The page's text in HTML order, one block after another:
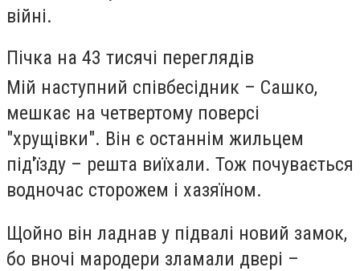
війні.
Пічка на 43 тисячі переглядів
Мій наступний співбесідник – Сашко,
мешкає на четвертому поверсі
"хрущівки". Він є останнім жильцем
під'їзду – решта виїхали. Тож почувається
водночас сторожем і хазяїном.
Щойно він ладнав у підвалі новий замок,
бо вночі мародери зламали двері –